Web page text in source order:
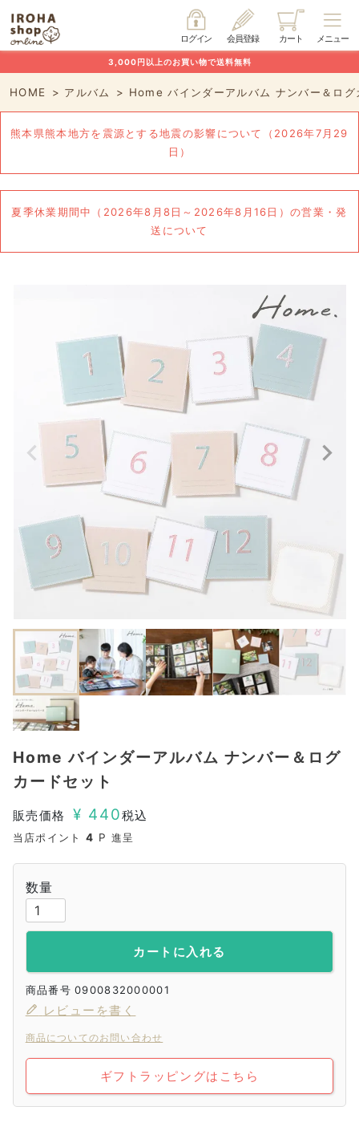
メニュー
カート
会員登録
ログイン
3,000円以上のお買い物で送料無料
HOME アルバム Home バインダーアルバム ナンバー＆ログ
熊本県熊本地方を震源とする地震の影響について（2026年7月29
日）
夏季休業期間中（2026年8月8日～2026年8月16日）の営業・発
送について
Home バインダーアルバム ナンバー＆ログ
カードセット
販売価格 ¥ 440税込
当店ポイント 4 P 進呈
カートに入れる
商品番号 0900832000001
レビューを書く
商品についてのお問い合わせ
ギフトラッピングはこちら